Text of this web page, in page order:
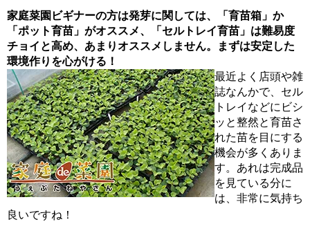
家庭菜園ビギナーの方は発芽に関しては、「育苗箱」か
「ポット育苗」がオススメ、「セルトレイ育苗」は難易度
チョイと高め、あまりオススメしません。まずは安定した
環境作りを心がける！
最近よく店頭や雑
誌なんかで、セル
トレイなどにビシ
ッと整然と育苗さ
れた苗を目にする
機会が多くありま
す。あれは完成品
を見ている分に
は、非常に気持ち
良いですね！